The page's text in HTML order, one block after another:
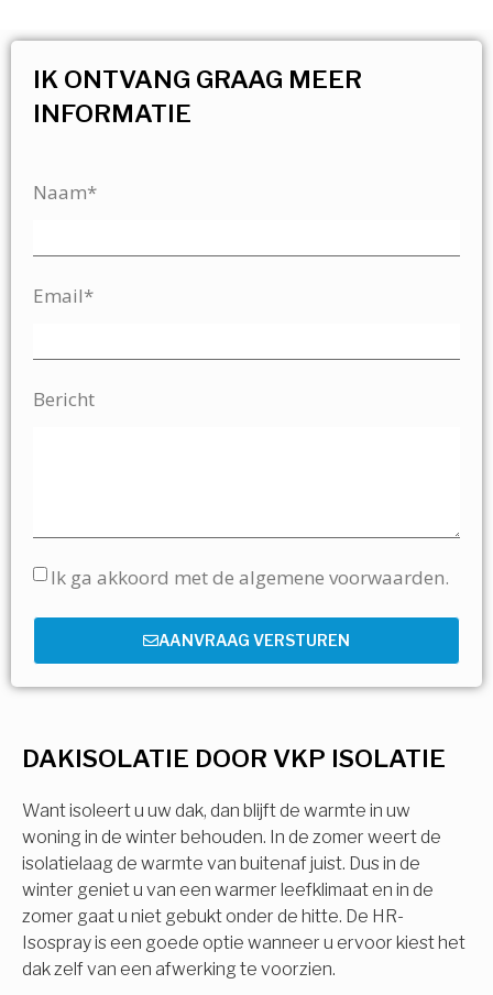
DAKISOLATIE DOOR VKP ISOLATIE
Want isoleert u uw dak, dan blijft de warmte in uw
woning in de winter behouden. In de zomer weert de
isolatielaag de warmte van buitenaf juist. Dus in de
winter geniet u van een warmer leefklimaat en in de
zomer gaat u niet gebukt onder de hitte. De HR-
Isospray is een goede optie wanneer u ervoor kiest het
dak zelf van een afwerking te voorzien.
IK ONTVANG GRAAG MEER
INFORMATIE
Naam*
Email*
Bericht
Ik ga akkoord met de algemene voorwaarden.
AANVRAAG VERSTUREN